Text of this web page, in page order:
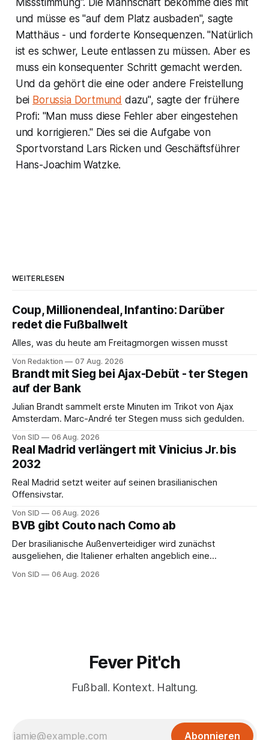
und müsse es "auf dem Platz ausbaden", sagte
Matthäus - und forderte Konsequenzen. "Natürlich
ist es schwer, Leute entlassen zu müssen. Aber es
muss ein konsequenter Schritt gemacht werden.
Und da gehört die eine oder andere Freistellung
bei Borussia Dortmund dazu", sagte der frühere
Profi: "Man muss diese Fehler aber eingestehen
und korrigieren." Dies sei die Aufgabe von
Sportvorstand Lars Ricken und Geschäftsführer
Hans-Joachim Watzke.
WEITERLESEN
Coup, Millionendeal, Infantino: Darüber
redet die Fußballwelt
Alles, was du heute am Freitagmorgen wissen musst
Von Redaktion 07 Aug. 2026
Brandt mit Sieg bei Ajax-Debüt - ter Stegen
auf der Bank
Julian Brandt sammelt erste Minuten im Trikot von Ajax
Amsterdam. Marc-André ter Stegen muss sich gedulden.
Von SID 06 Aug. 2026
Real Madrid verlängert mit Vinicius Jr. bis
2032
Real Madrid setzt weiter auf seinen brasilianischen
Offensivstar.
Von SID 06 Aug. 2026
BVB gibt Couto nach Como ab
Der brasilianische Außenverteidiger wird zunächst
ausgeliehen, die Italiener erhalten angeblich eine
Von SID 06 Aug. 2026
Fever Pit'ch
Fußball. Kontext. Haltung.
Abonnieren